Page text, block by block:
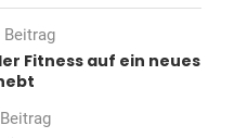
Beitrag
Fitness auf ein neues